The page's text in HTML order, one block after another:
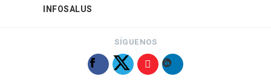
INFOSALUS
SÍGUENOS